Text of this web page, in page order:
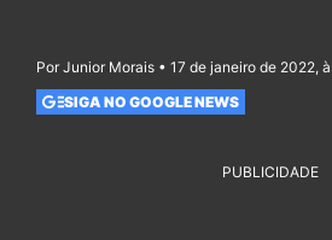
Por Junior Morais • 17 de janeiro de 2022,
SIGA NO GOOGLE NEWS
PUBLICIDADE